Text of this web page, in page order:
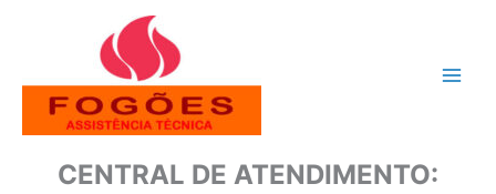
conteúdo
CENTRAL DE ATENDIMENTO: